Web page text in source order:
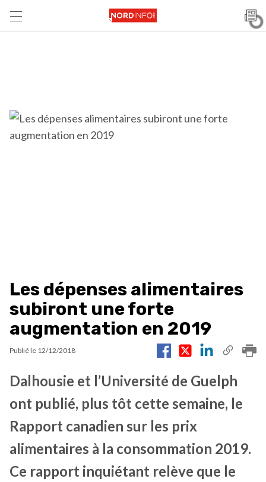
Les dépenses alimentaires
subiront une forte
augmentation en 2019
Publié le 12/12/2018
Dalhousie et l’Université de Guelph
ont publié, plus tôt cette semaine, le
Rapport canadien sur les prix
alimentaires à la consommation 2019.
Ce rapport inquiétant relève que le